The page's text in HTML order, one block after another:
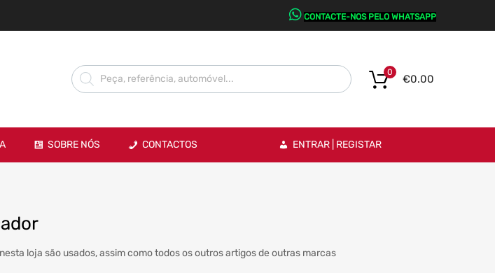
CONTACTE-NOS PELO WHATSAPP
€0.00
0
SOBRE NÓS CONTACTOS ENTRAR | REGISTAR
loja são usados, assim como todos os outros artigos de outras marcas